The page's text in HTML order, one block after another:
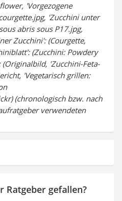
'Vorgezogene
'Zucchini unter
abris sous P17.jpg,
Zucchini': (Courgette,
(Zucchini: Powdery
'Zucchini-Feta-
'Vegetarisch grillen:
(chronologisch bzw. nach
verwendeten
Ratgeber gefallen?